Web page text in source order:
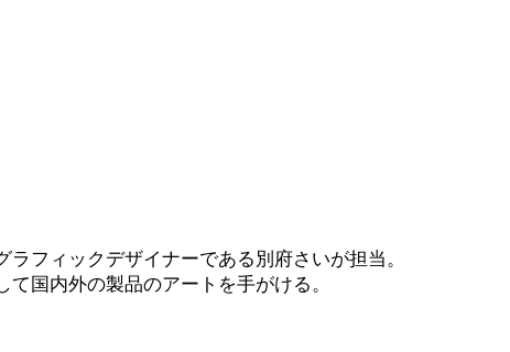
フィックデザイナーである別府さいが担当。
国内外の製品のアートを手がける。